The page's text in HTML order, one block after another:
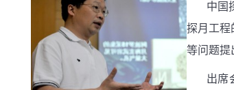
中国
探月工程
等问题提
出席